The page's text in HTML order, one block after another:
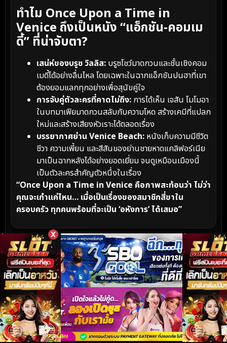
X
ทำไม Once Upon a Time in
Venice ถึงเป็นหนัง “แอ็กชัน-คอมเม
ดี้” ที่น่าจับตา?
เสน่ห์ของบรูซ วิลลิส: บรูซโชว์มาดกวนและชั้นเชิงคอม
เมดี้ได้อย่างลื่นไหล โดยเฉพาะในฉากแอ็กชันปนฮาที่เขา
ต้องยอมแลกทุกอย่างเพื่อสุนัขคู่ใจ
การจับคู่ตัวละครที่คาดไม่ถึง: การได้เห็น เจสัน โมโมอา
ในบทมาเฟียมาดกวนสลับกับความโหด สร้างเคมีที่แปลก
ใหม่และสร้างเสียงหัวเราะได้ตลอดเรื่อง
บรรยากาศย่าน Venice Beach: หนังเก็บความมีชีวิต
ชีวา ความเพี้ยน และสีสันของย่านชายหาดแคลิฟอร์เนีย
มาเป็นฉากหลังได้อย่างยอดเยี่ยม จนดูเหมือนเมืองนี้
เป็นตัวละครสำคัญตัวหนึ่งในเรื่อง
“Once Upon a Time in Venice คือภาพสะท้อนว่า ไม่ว่า
คุณจะเก๋าแค่ไหน… เมื่อเป็นเรื่องของสมาชิกสี่ขาใน
ครอบครัว ทุกคนพร้อมที่จะเป็น ‘อหังการ’ ได้เสมอ”